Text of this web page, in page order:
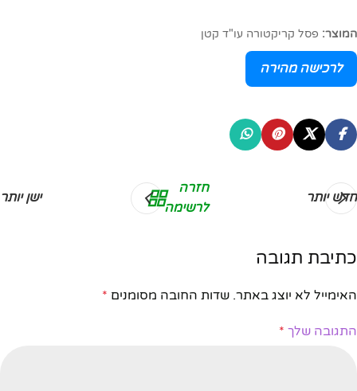
המוצר: פסל קריקטורה עו"ד קטן
לרכישה מהירה
חדש יותר
חזרה
לרשימה
ישן יותר
כתיבת תגובה
האימייל לא יוצג באתר. שדות החובה מסומנים *
התגובה שלך *